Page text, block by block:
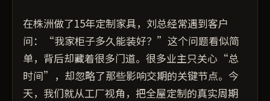
在株洲做了15年定制家具，刘总经常遇到客户
问：“我家柜子多久能装好？”这个问题看似简
单，背后却藏着很多门道。很多业主只关心“总
时间”，却忽略了那些影响交期的关键节点。今
天，我们就从工厂视角，把全屋定制的真实周期